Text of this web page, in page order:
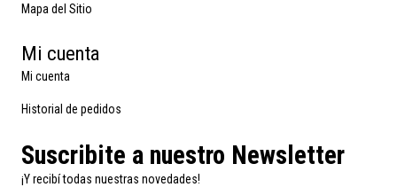
Mapa del Sitio
Mi cuenta
Mi cuenta
Historial de pedidos
Suscribite a nuestro Newsletter
¡Y recibí todas nuestras novedades!